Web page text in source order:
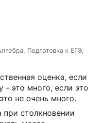
Подготовка к ЕГЭ,
оценка, если
- это много, если это
не очень много.
при столкновении